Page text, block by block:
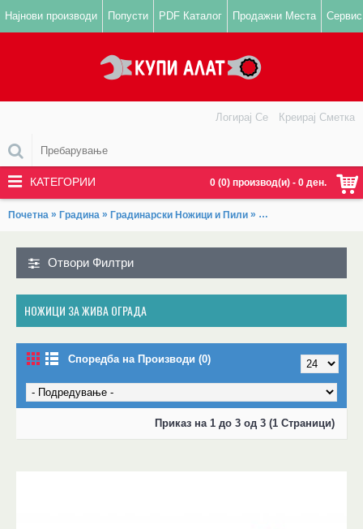
Најнови производи Попусти PDF Каталог Продажни Места Сервис
0 (0) производ(и) - 0 ден.
Логирај Се Креирај Сметка
КАТЕГОРИИ
Почетна » Градина » Градинарски Ножици и Пили » Ножици за жива
Отвори Филтри
НОЖИЦИ ЗА ЖИВА ОГРАДА
Споредба на Производи (0)
Приказ на 1 до 3 од 3 (1 Страници)